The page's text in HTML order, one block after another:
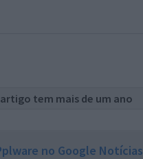
tem mais de um ano
no Google Notícias